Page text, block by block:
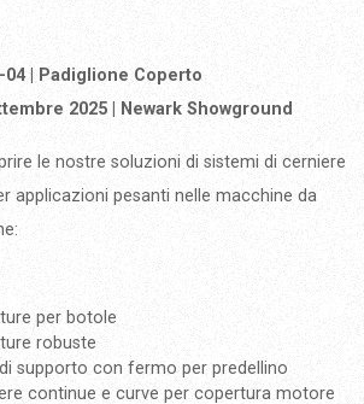
04 | Padiglione Coperto
2025 | Newark Showground
le nostre soluzioni di sistemi di cerniere
applicazioni pesanti nelle macchine da
per botole
robuste
supporto con fermo per predellino
continue e curve per copertura motore